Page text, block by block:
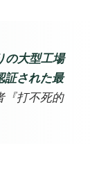
の大型工場
証された最
『打不死的